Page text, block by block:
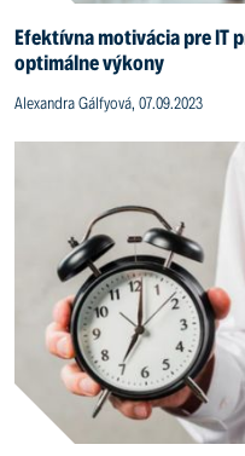
Efektívna motivácia pre IT
optimálne výkony
Alexandra Gálfyová, 07.09.2023